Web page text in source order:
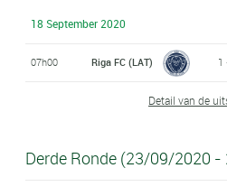
18 September 2020
07h00 Riga FC (LAT) 1
Detail van de
Derde Ronde (23/09/2020